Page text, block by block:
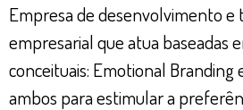
Empresa de desenvolvimento
empresarial que atua baseadas
conceituais: Emotional Branding
ambos para estimular a